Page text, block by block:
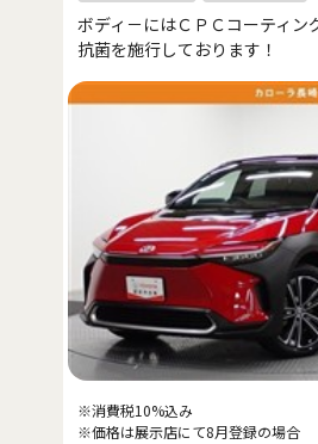
ボディ－にはＣＰＣコーティン
抗菌を施行しております！
※消費税10%込み
※価格は展示店にて8月登録の場合